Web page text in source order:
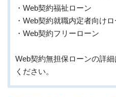
・Web契約福祉ローン
・Web契約就職内定者向け
・Web契約フリーローン
Web契約無担保ローンの詳細
ください。